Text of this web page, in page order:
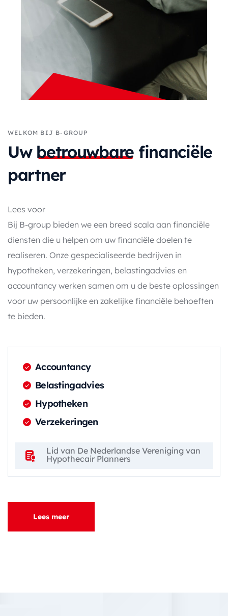
WELKOM BIJ B-GROUP
Uw betrouwbare financiële
partner
Lees voor
Bij B-group bieden we een breed scala aan financiële
diensten die u helpen om uw financiële doelen te
realiseren. Onze gespecialiseerde bedrijven in
hypotheken, verzekeringen, belastingadvies en
accountancy werken samen om u de beste oplossingen
voor uw persoonlijke en zakelijke financiële behoeften
te bieden.
Accountancy
Belastingadvies
Hypotheken
Verzekeringen
Lid van De Nederlandse Vereniging van
Hypothecair Planners
Lees meer